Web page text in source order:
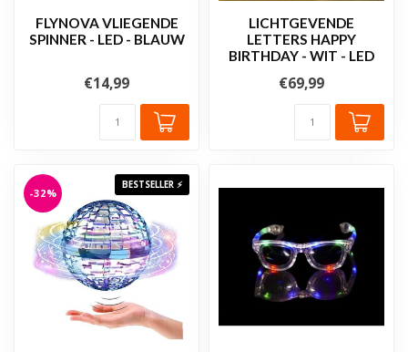
FLYNOVA VLIEGENDE
SPINNER - LED - BLAUW
€14,99
LICHTGEVENDE
LETTERS HAPPY
BIRTHDAY - WIT - LED
€69,99
BESTSELLER ⚡
-32%